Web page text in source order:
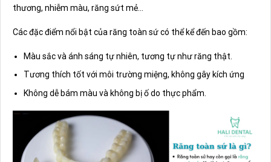
thương, nhiễm màu, răng sứt mẻ…
Các đặc điểm nổi bật của răng toàn sứ có thể kể đến bao gồm:
Màu sắc và ánh sáng tự nhiên, tương tự như răng thật.
Tương thích tốt với môi trường miệng, không gây kích ứng
Không dễ bám màu và không bị ố do thực phẩm.